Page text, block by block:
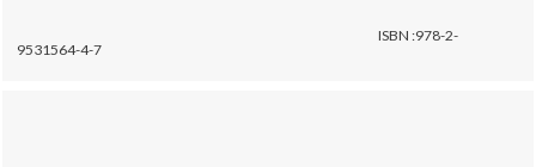
ISBN :978-2-
9531564-4-7